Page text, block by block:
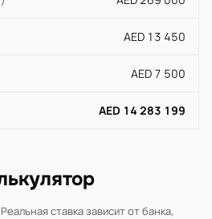
AED 13 450
AED 7 500
AED 14 283 199
ставка зависит от банка,